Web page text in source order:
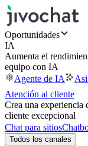
Oportunidades
IA
Aumenta el
equipo con IA
Agente de IA
Atención al cliente
Crea una experiencia
cliente excepcional
Chat para sitios
Todos los canales